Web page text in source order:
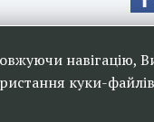
навігацію,
куки-